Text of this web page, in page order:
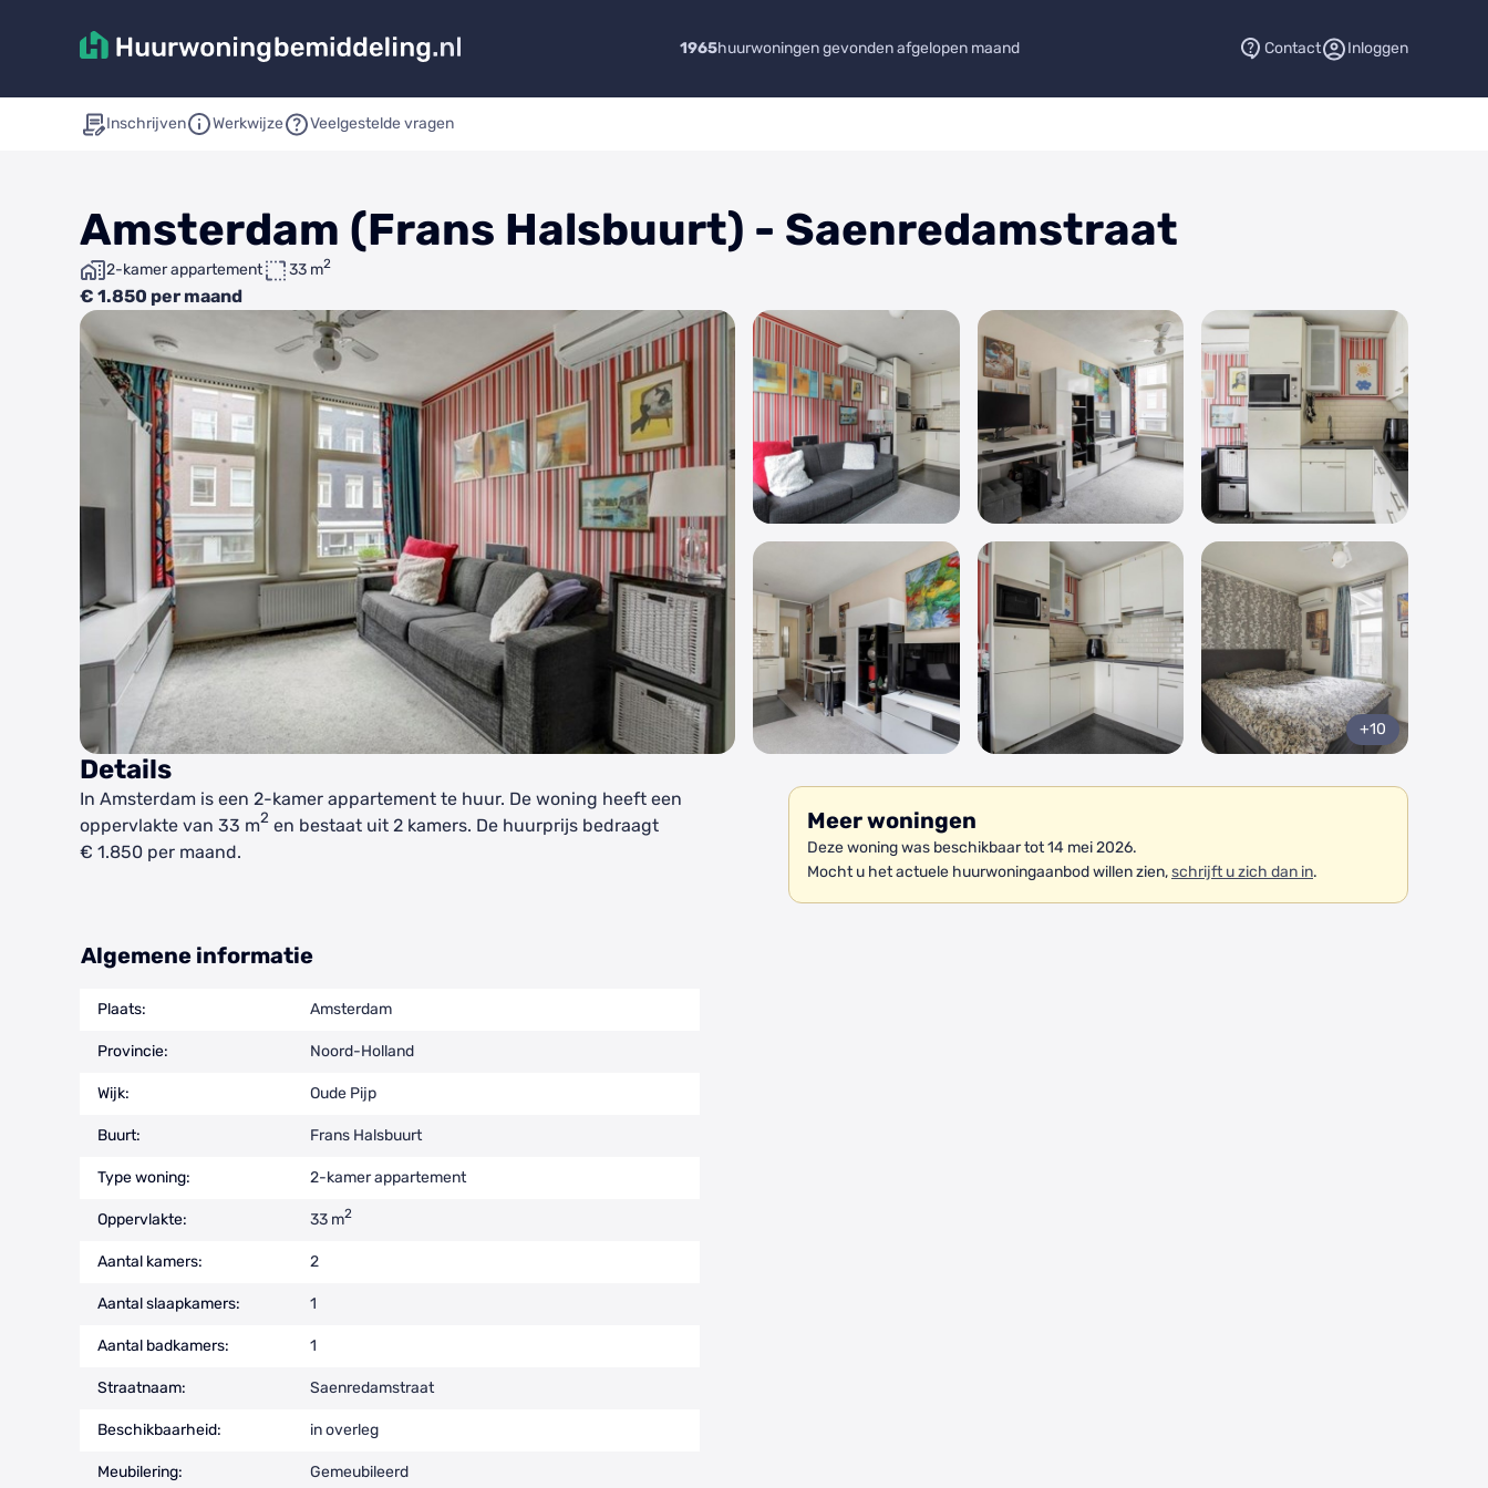
1965huurwoningen gevonden afgelopen maand Contact Inloggen
Inschrijven Werkwijze Veelgestelde vragen
Amsterdam (Frans Halsbuurt) - Saenredamstraat
2-kamer appartement 33 m2
€ 1.850 per maand
+10
Details
In Amsterdam is een 2-kamer appartement te huur. De woning heeft een
oppervlakte van 33 m2 en bestaat uit 2 kamers. De huurprijs bedraagt
€ 1.850 per maand.
Meer woningen
Deze woning was beschikbaar tot 14 mei 2026.
Mocht u het actuele huurwoningaanbod willen zien,schrijft u zich dan in.
Algemene informatie
Plaats: Amsterdam
Provincie: Noord-Holland
Wijk: Oude Pijp
Buurt: Frans Halsbuurt
Type woning: 2-kamer appartement
Oppervlakte: 33 m2
Aantal kamers: 2
Aantal slaapkamers: 1
Aantal badkamers: 1
Straatnaam: Saenredamstraat
Beschikbaarheid: in overleg
Meubilering: Gemeubileerd